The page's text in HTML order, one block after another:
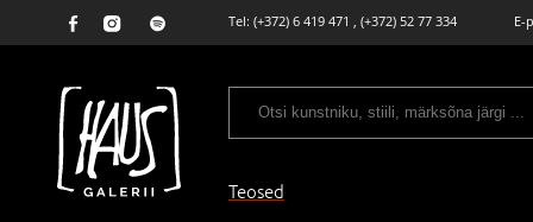
Tel: (+372) 6 419 471 , (+372) 52 77 334 E-
Teosed